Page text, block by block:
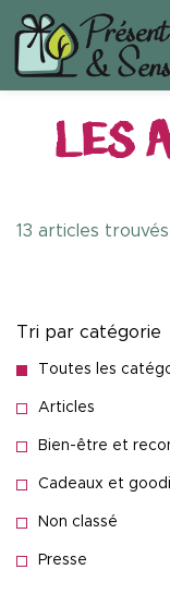
LES
13 articles
Tri par catégorie
Toutes les
Articles
Bien-être et
Cadeaux et
Non classé
Presse
Panneau de